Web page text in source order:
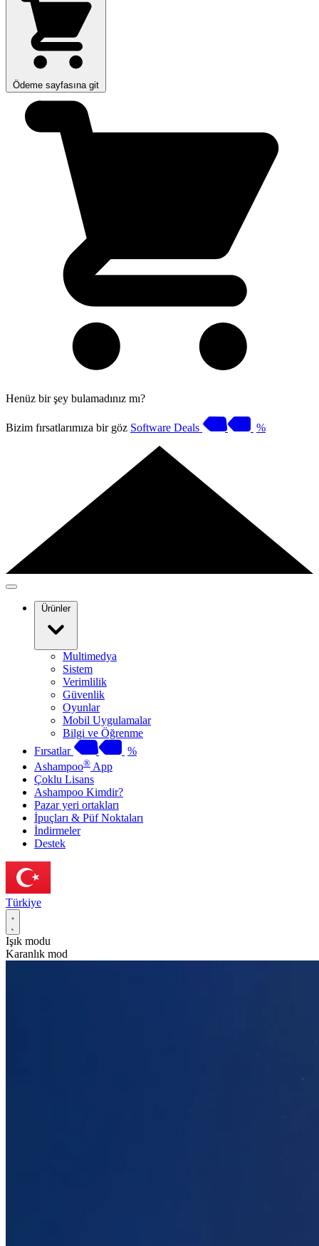
Ödeme sayfasına git
Henüz bir şey bulamadınız mı?
Bizim fırsatlarımıza bir göz Software Deals %
Ürünler
Multimedya
Sistem
Verimlilik
Güvenlik
Oyunlar
Mobil Uygulamalar
Bilgi ve Öğrenme
Fırsatlar
%
Ashampoo® App
Çoklu Lisans
Ashampoo Kimdir?
Pazar yeri ortakları
İpuçları & Püf Noktaları
İndirmeler
Destek
Türkiye
Işık modu
Karanlık mod